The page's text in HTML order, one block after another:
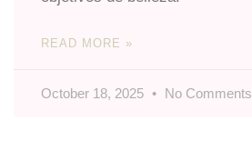
READ MORE »
October 18, 2025 No Comments